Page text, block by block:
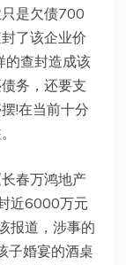
是欠债700
了该企业价
的查封造成该
务，还要支
!在当前十分
春万鸿地产
近6000万元
报道，涉事的
子婚宴的酒桌